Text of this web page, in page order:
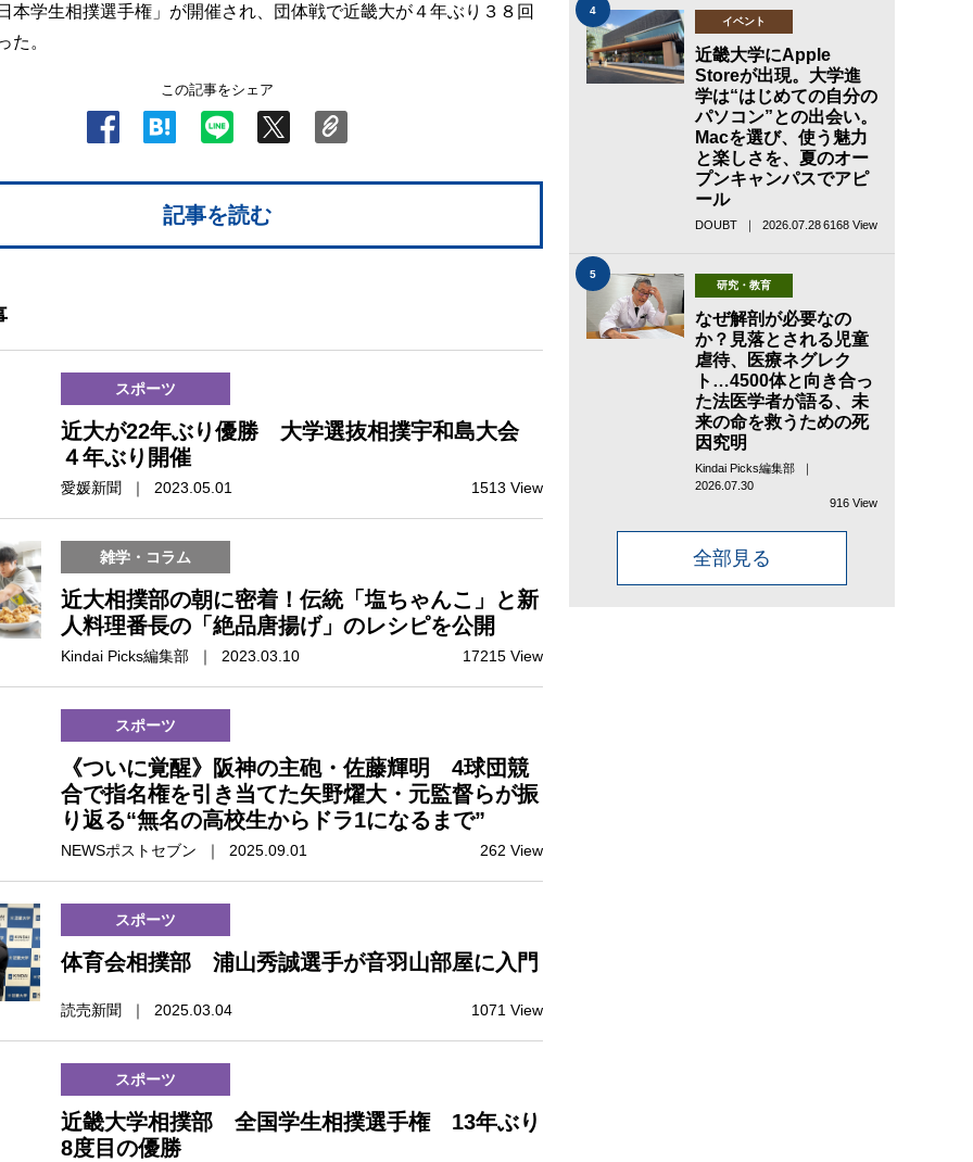
本学生相撲選手権」が開催され、団体戦で近畿大が４年ぶり３８回
た。
この記事をシェア
記事を読む
スポーツ
近大が22年ぶり優勝 大学選抜相撲宇和島大会
４年ぶり開催
愛媛新聞 ｜ 2023.05.01 1513 View
雑学・コラム
近大相撲部の朝に密着！伝統「塩ちゃんこ」と新
人料理番長の「絶品唐揚げ」のレシピを公開
Kindai Picks編集部 ｜ 2023.03.10 17215 View
スポーツ
《ついに覚醒》阪神の主砲・佐藤輝明 4球団競
合で指名権を引き当てた矢野燿大・元監督らが振
り返る“無名の高校生からドラ1になるまで”
NEWSポストセブン ｜ 2025.09.01 262 View
スポーツ
体育会相撲部 浦山秀誠選手が音羽山部屋に入門
読売新聞 ｜ 2025.03.04 1071 View
スポーツ
近畿大学相撲部 全国学生相撲選手権 13年ぶり
8度目の優勝
4
イベント
近畿大学にApple
Storeが出現。大学進
学は“はじめての自分の
パソコン”との出会い。
Macを選び、使う魅力
と楽しさを、夏のオー
プンキャンパスでアピ
ール
DOUBT ｜ 2026.07.286168 View
5
研究・教育
なぜ解剖が必要なの
か？見落とされる児童
虐待、医療ネグレク
ト…4500体と向き合っ
た法医学者が語る、未
来の命を救うための死
因究明
Kindai Picks編集部 ｜
2026.07.30
916 View
全部見る